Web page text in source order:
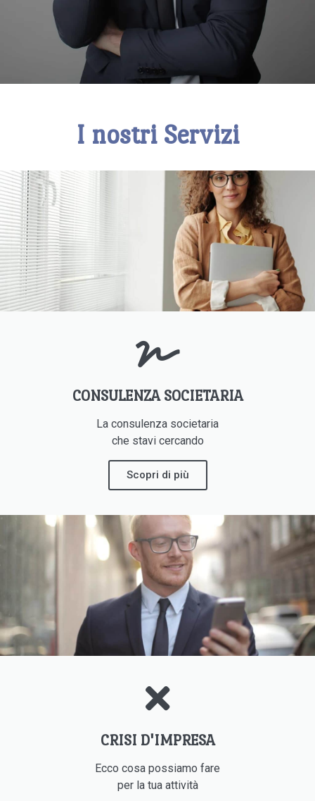
I nostri Servizi
CONSULENZA SOCIETARIA
La consulenza societaria
che stavi cercando
Scopri di più
CRISI D'IMPRESA
Ecco cosa possiamo fare
per la tua attività